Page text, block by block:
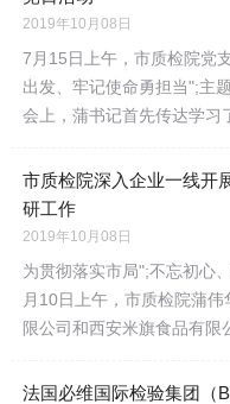
2019年10月08日
7月15日上午，市质检院党
出发、牢记使命勇担当";主
会上，蒲书记首先传达学习
市质检院深入企业一线开
研工作
2019年10月08日
为贯彻落实市局";不忘初心
月10日上午，市质检院蒲
限公司和西安米旗食品有限
法国必维国际检验集团（